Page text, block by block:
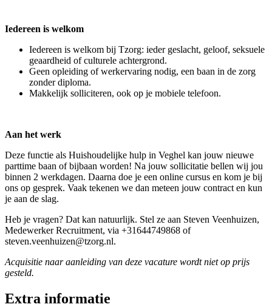
Iedereen is welkom
Iedereen is welkom bij Tzorg: ieder geslacht, geloof, seksuele
geaardheid of culturele achtergrond.
Geen opleiding of werkervaring nodig, een baan in de zorg
zonder diploma.
Makkelijk solliciteren, ook op je mobiele telefoon.
Aan het werk
Deze functie als Huishoudelijke hulp in Veghel kan jouw nieuwe
parttime baan of bijbaan worden! Na jouw sollicitatie bellen wij jou
binnen 2 werkdagen. Daarna doe je een online cursus en kom je bij
ons op gesprek. Vaak tekenen we dan meteen jouw contract en kun
je aan de slag.
Heb je vragen? Dat kan natuurlijk. Stel ze aan Steven Veenhuizen,
Medewerker Recruitment, via +31644749868 of
steven.veenhuizen@tzorg.nl.
Acquisitie naar aanleiding van deze vacature wordt niet op prijs
gesteld.
Extra informatie